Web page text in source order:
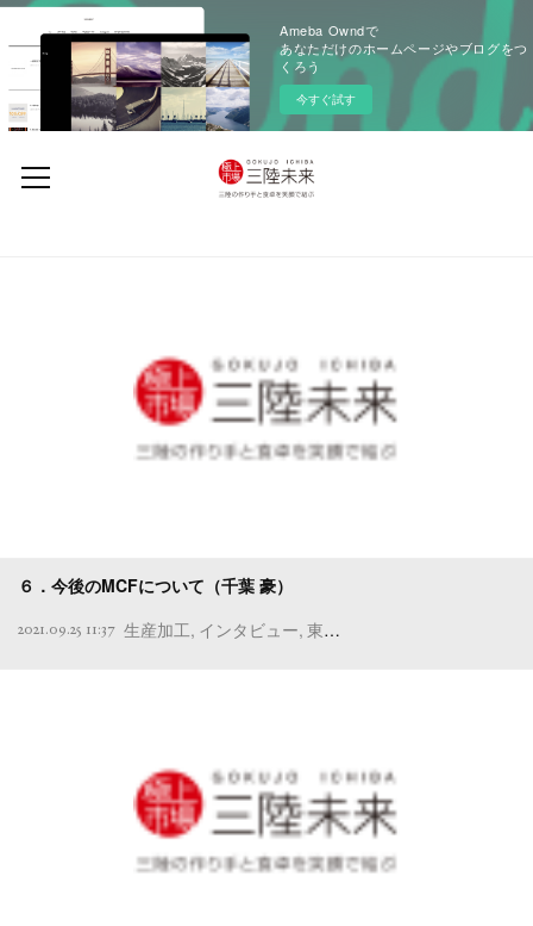
Ameba Owndで
あなただけのホームページやブログをつ
くろう
今すぐ試す
６．今後のMCFについて（千葉 豪）
2021.09.25 11:37 生産加工 インタビュー 東北プロボノプロジェクト